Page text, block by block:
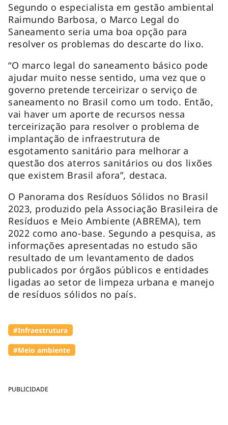
PUBLICIDADE
Segundo o especialista em gestão ambiental
Raimundo Barbosa, o Marco Legal do
Saneamento seria uma boa opção para
resolver os problemas do descarte do lixo.
“O marco legal do saneamento básico pode
ajudar muito nesse sentido, uma vez que o
governo pretende terceirizar o serviço de
saneamento no Brasil como um todo. Então,
vai haver um aporte de recursos nessa
terceirização para resolver o problema de
implantação de infraestrutura de
esgotamento sanitário para melhorar a
questão dos aterros sanitários ou dos lixões
que existem Brasil afora”, destaca.
O Panorama dos Resíduos Sólidos no Brasil
2023, produzido pela Associação Brasileira de
Resíduos e Meio Ambiente (ABREMA), tem
2022 como ano-base. Segundo a pesquisa, as
informações apresentadas no estudo são
resultado de um levantamento de dados
publicados por órgãos públicos e entidades
ligadas ao setor de limpeza urbana e manejo
de resíduos sólidos no país.
#Infraestrutura
#Meio ambiente